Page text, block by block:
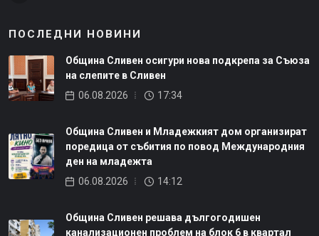
ПОСЛЕДНИ НОВИНИ
Община Сливен осигури нова подкрепа за Съюза
на слепите в Сливен
06.08.2026
17:34
Община Сливен и Младежкият дом организират
поредица от събития по повод Международния
ден на младежта
06.08.2026
14:12
Община Сливен решава дългогодишен
канализационен проблем на блок 6 в квартал